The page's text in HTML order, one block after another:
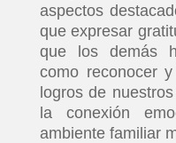
aspectos
que expresar
que los demás
como reconocer
logros de
la conexión
ambiente familiar